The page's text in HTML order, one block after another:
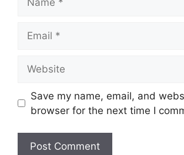
Save my name, email, and
browser for the next time I